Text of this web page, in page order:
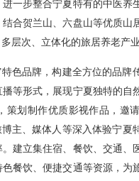
一步整合宁夏特有的中医养
合贺兰山、六盘山等优质山
层次、立体化的旅居养老产
色品牌，构建全方位的品牌
等形式，展现宁夏独特的自
策划制作优质影视作品，邀
主、媒体人等深入体验宁夏
建立集住宿、餐饮、交通、
餐饮、便捷交通等资源，为